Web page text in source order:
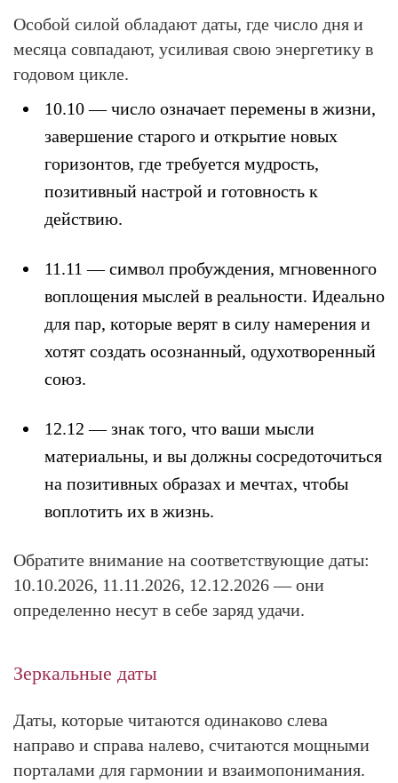
Особой силой обладают даты, где число дня и
месяца совпадают, усиливая свою энергетику в
годовом цикле.
10.10— число означает перемены в жизни,
завершение старого и открытие новых
горизонтов, где требуется мудрость,
позитивный настрой и готовность к
действию.
11.11 — символ пробуждения, мгновенного
воплощения мыслей в реальности. Идеально
для пар, которые верят в силу намерения и
хотят создать осознанный, одухотворенный
союз.
12.12— знак того, что ваши мысли
материальны, и вы должны сосредоточиться
на позитивных образах и мечтах, чтобы
воплотить их в жизнь.
Обратите внимание на соответствующие даты:
10.10.2026, 11.11.2026, 12.12.2026— они
определенно несут в себе заряд удачи.
Зеркальные даты
Даты, которые читаются одинаково слева
направо и справа налево, считаются мощными
порталами для гармонии и взаимопонимания.